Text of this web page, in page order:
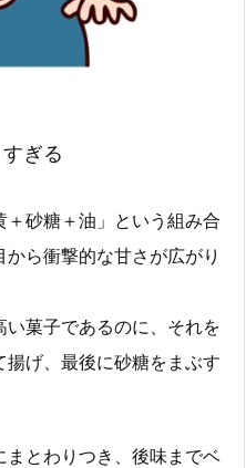
ぎる
砂糖＋油」という組み合
ら衝撃的な甘さが広がり
菓子であるのに、それを
げ、最後に砂糖をまぶす
とわりつき、後味までベ